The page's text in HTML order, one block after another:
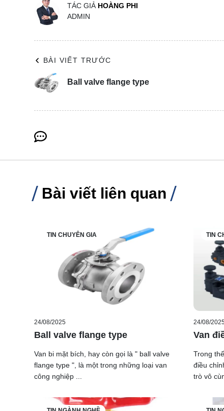
TÁC GIẢ HOÀNG PHI
ADMIN
BÀI VIẾT TRƯỚC
Ball valve flange type
Bài viết liên quan
TIN CHUYÊN GIA
24/08/2025
Ball valve flange type
Van bi mặt bích, hay còn gọi là " ball valve
flange type ", là một trong những loại van
công nghiệp ...
TIN
24/08/
Van
Trong
điều
trò vô